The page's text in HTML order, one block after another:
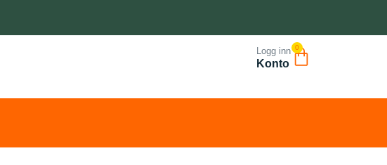
Logg inn
Konto
0